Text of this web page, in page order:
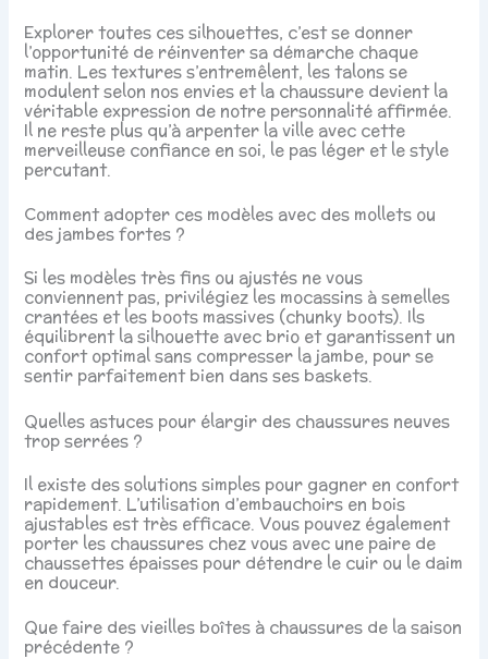
Explorer toutes ces silhouettes, c’est se donner
l’opportunité de réinventer sa démarche chaque
matin. Les textures s’entremêlent, les talons se
modulent selon nos envies et la chaussure devient la
véritable expression de notre personnalité affirmée.
Il ne reste plus qu’à arpenter la ville avec cette
merveilleuse confiance en soi, le pas léger et le style
percutant.
Comment adopter ces modèles avec des mollets ou
des jambes fortes ?
Si les modèles très fins ou ajustés ne vous
conviennent pas, privilégiez les mocassins à semelles
crantées et les boots massives (chunky boots). Ils
équilibrent la silhouette avec brio et garantissent un
confort optimal sans compresser la jambe, pour se
sentir parfaitement bien dans ses baskets.
Quelles astuces pour élargir des chaussures neuves
trop serrées ?
Il existe des solutions simples pour gagner en confort
rapidement. L’utilisation d’embauchoirs en bois
ajustables est très efficace. Vous pouvez également
porter les chaussures chez vous avec une paire de
chaussettes épaisses pour détendre le cuir ou le daim
en douceur.
Que faire des vieilles boîtes à chaussures de la saison
précédente ?